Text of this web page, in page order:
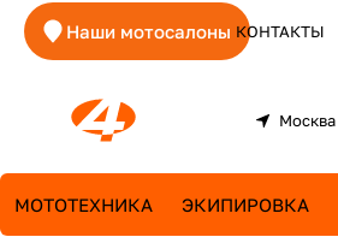
Наши мотосалоны КОНТАКТЫ
Москва
МОТОТЕХНИКА ЭКИПИРОВКА